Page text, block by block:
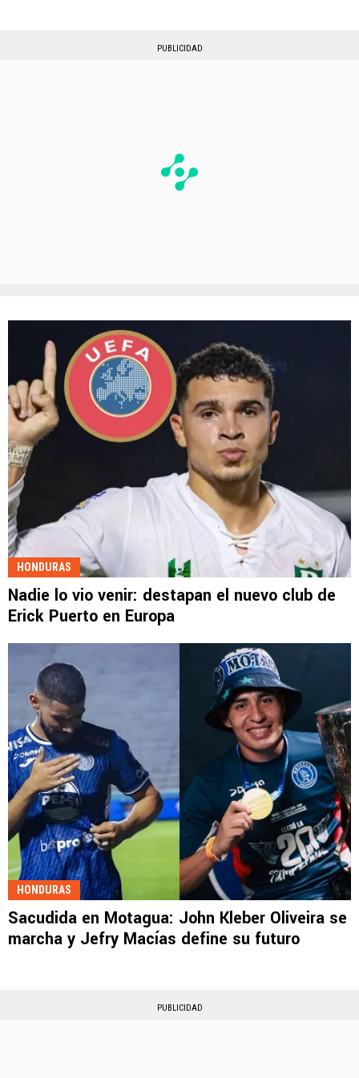
PUBLICIDAD
HONDURAS
Nadie lo vio venir: destapan el nuevo club de
Erick Puerto en Europa
HONDURAS
Sacudida en Motagua: John Kleber Oliveira se
marcha y Jefry Macías define su futuro
PUBLICIDAD